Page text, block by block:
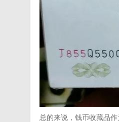
总的来说，钱币收藏品